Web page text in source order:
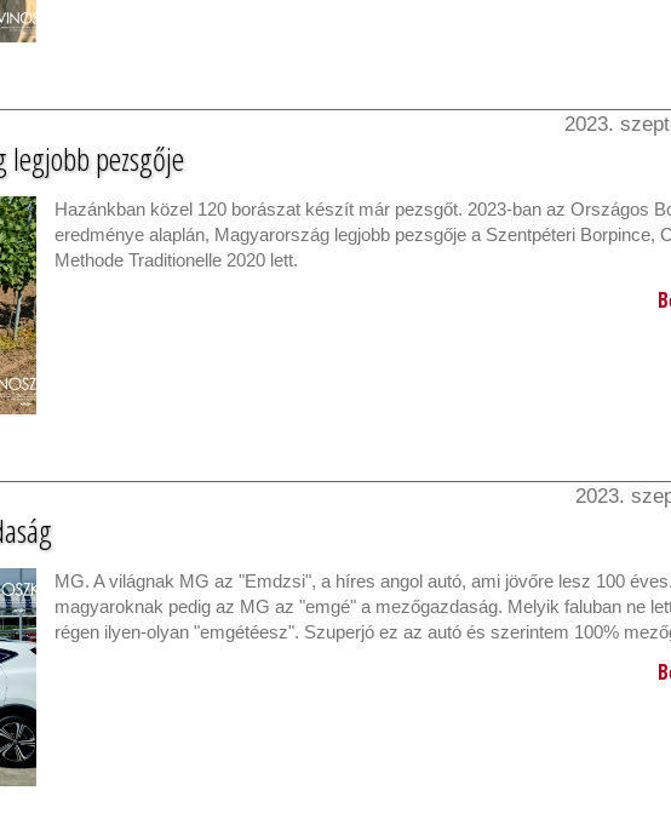
2023.
legjobb pezsgője
Hazánkban közel 120 borászat készít már pezsgőt. 2023-ban az Országos
eredménye alaplán, Magyarország legjobb pezsgője a Szentpéteri Borpince,
Methode Traditionelle 2020 lett.
2023.
MG. A világnak MG az "Emdzsi", a híres angol autó, ami jövőre lesz 100
magyaroknak pedig az MG az "emgé" a mezőgazdaság. Melyik faluban ne
régen ilyen-olyan "emgétéesz". Szuperjó ez az autó és szerintem 100%